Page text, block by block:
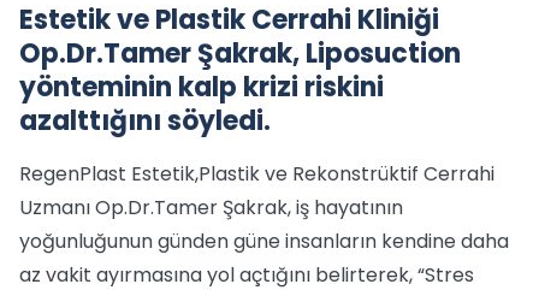
Estetik ve Plastik Cerrahi Kliniği
Op.Dr.Tamer Şakrak, Liposuction
yönteminin kalp krizi riskini
azalttığını söyledi.
RegenPlast Estetik,Plastik ve Rekonstrüktif Cerrahi
Uzmanı Op.Dr.Tamer Şakrak, iş hayatının
yoğunluğunun günden güne insanların kendine daha
az vakit ayırmasına yol açtığını belirterek, “Stres